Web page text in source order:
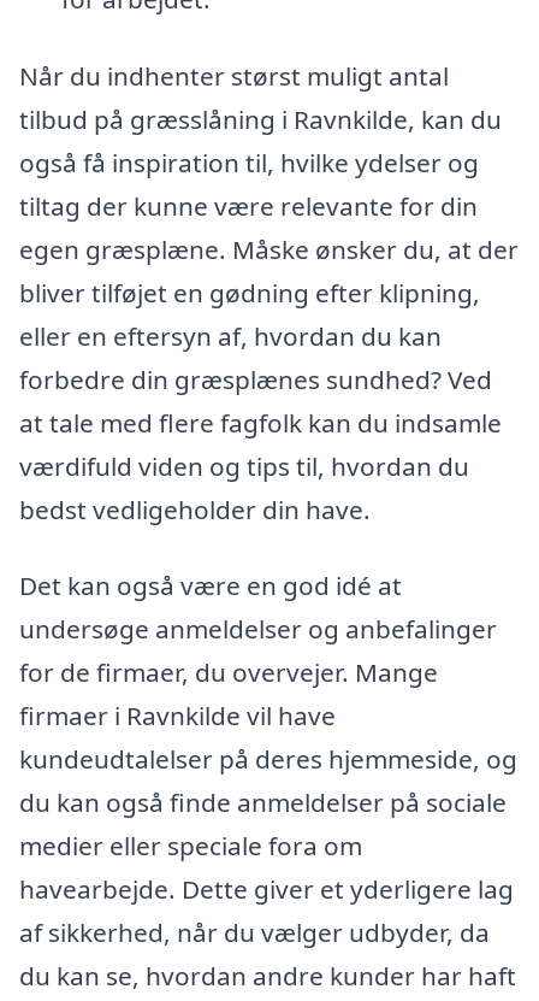
Når du indhenter størst muligt antal
tilbud på græsslåning i Ravnkilde, kan du
også få inspiration til, hvilke ydelser og
tiltag der kunne være relevante for din
egen græsplæne. Måske ønsker du, at der
bliver tilføjet en gødning efter klipning,
eller en eftersyn af, hvordan du kan
forbedre din græsplænes sundhed? Ved
at tale med flere fagfolk kan du indsamle
værdifuld viden og tips til, hvordan du
bedst vedligeholder din have.
Det kan også være en god idé at
undersøge anmeldelser og anbefalinger
for de firmaer, du overvejer. Mange
firmaer i Ravnkilde vil have
kundeudtalelser på deres hjemmeside, og
du kan også finde anmeldelser på sociale
medier eller speciale fora om
havearbejde. Dette giver et yderligere lag
af sikkerhed, når du vælger udbyder, da
du kan se, hvordan andre kunder har haft